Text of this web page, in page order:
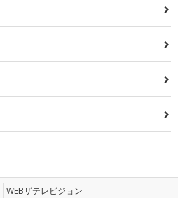
WEBザテレビジョン